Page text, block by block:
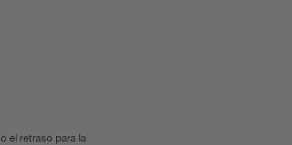
el retraso para la